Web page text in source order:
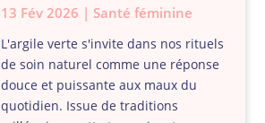
13 Fév 2026 | Santé féminine
L'argile verte s'invite dans nos rituels
de soin naturel comme une réponse
douce et puissante aux maux du
quotidien. Issue de traditions